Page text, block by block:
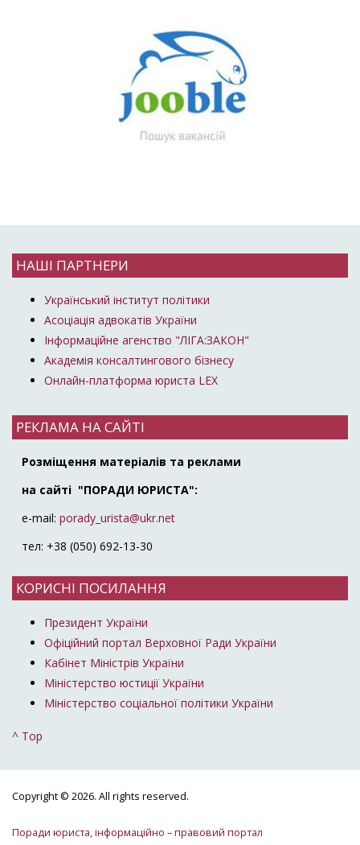
НАШІ ПАРТНЕРИ
Український інститут політики
Асоціація адвокатів України
Інформаційне агенство "ЛІГА:ЗАКОН"
Академія консалтингового бізнесу
Онлайн-платформа юриста LEX
РЕКЛАМА НА САЙТІ
Розміщення матеріалів та реклами
на сайті "ПОРАДИ ЮРИСТА":
e-mail: porady_urista@ukr.net
тел: +38 (050) 692-13-30
КОРИСНІ ПОСИЛАННЯ
Президент України
Офіційний портал Верховної Ради України
Кабінет Міністрів України
Міністерство юстиції України
Міністерство соціальної політики України
^ Top
Copyright © 2026. All rights reserved.
Поради юриста, інформаційно – правовий портал